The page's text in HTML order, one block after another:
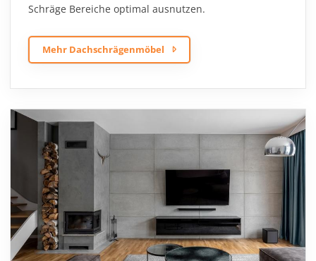
Schräge Bereiche optimal ausnutzen.
Mehr Dachschrägenmöbel